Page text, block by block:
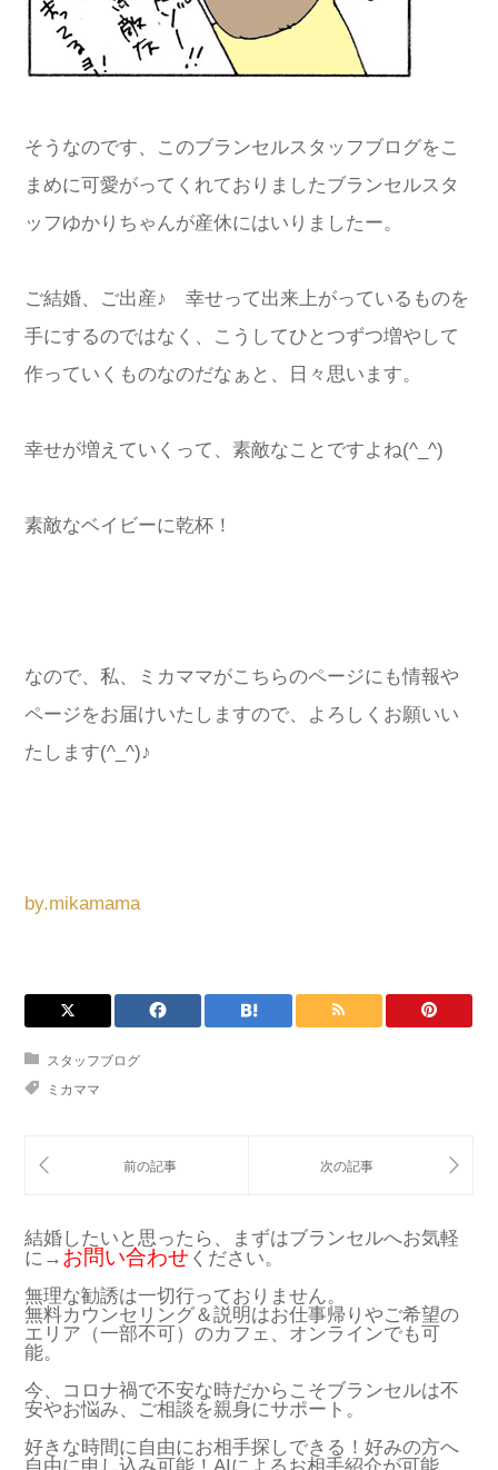
そうなのです、このブランセルスタッフブログをこ
まめに可愛がってくれておりましたブランセルスタ
ッフゆかりちゃんが産休にはいりましたー。
ご結婚、ご出産♪ 幸せって出来上がっているものを
手にするのではなく、こうしてひとつずつ増やして
作っていくものなのだなぁと、日々思います。
幸せが増えていくって、素敵なことですよね(^_^)
素敵なベイビーに乾杯！
なので、私、ミカママがこちらのページにも情報や
ページをお届けいたしますので、よろしくお願いい
たします(^_^)♪
by.mikamama
スタッフブログ
ミカママ
結婚したいと思ったら、まずはブランセルへお気軽
に→ お問い合わせ ください。
無理な勧誘は一切行っておりません。
無料カウンセリング＆説明はお仕事帰りやご希望の
エリア（一部不可）のカフェ、オンラインでも可
能。
今、コロナ禍で不安な時だからこそブランセルは不
安やお悩み、ご相談を親身にサポート。
好きな時間に自由にお相手探しできる！好みの方へ
自由に申し込み可能！AIによるお相手紹介が可能。